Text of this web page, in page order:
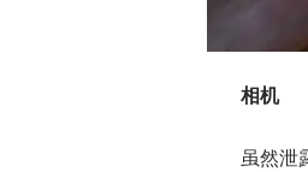
相机
虽然泄